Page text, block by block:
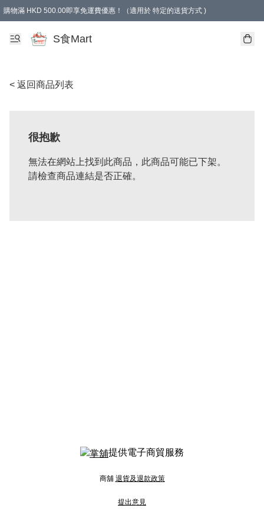
購物滿 HKD 500.00即享免運費優惠！（適用於 特定的送貨方式 )
S食Mart
< 返回商品列表
很抱歉
無法在網站上找到此商品，此商品可能已下架。
請檢查商品連結是否正確。
提供電子商貿服務
商舖 退貨及退款政策
提出意見